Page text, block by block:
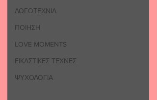
ΛΟΓΟΤΕΧΝΙΑ
ΠΟΙΗΣΗ
LOVE MOMENTS
ΕΙΚΑΣΤΙΚΕΣ ΤΕΧΝΕΣ
ΨΥΧΟΛΟΓΙΑ